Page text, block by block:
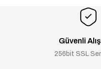
Güvenli
256bit SSL